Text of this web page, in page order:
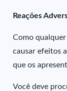
Reações
Como
causar efeitos
que os
Você deve